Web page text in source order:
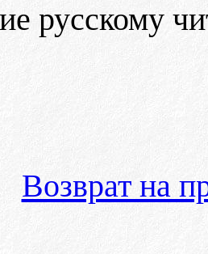
русскому
Возврат на